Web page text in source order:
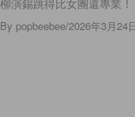
By popbeebee/2026年3月24